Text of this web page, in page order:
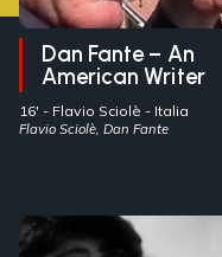
Dan Fante – An
American Writer
16' - Flavio Sciolè - Italia
Flavio Sciolè, Dan Fante